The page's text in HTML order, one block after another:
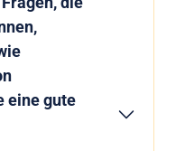
eine gute